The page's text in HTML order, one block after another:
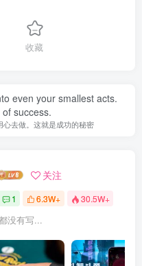
收藏
even your smallest acts.
success.
去做。这就是成功的秘密
关注
1 6.3W+ 30.5W+
没有写...